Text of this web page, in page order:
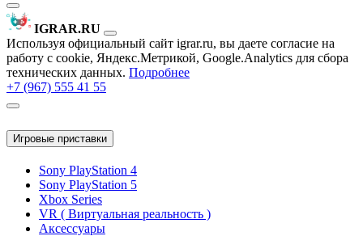
IGRAR.RU
Используя официальный сайт igrar.ru, вы даете согласие на
работу с cookie, Яндекс.Метрикой, Google.Analytics для сбора
технических данных. Подробнее
+7 (967) 555 41 55
Игровые приставки
Sony PlayStation 4
Sony PlayStation 5
Xbox Series
VR ( Виртуальная реальность )
Аксессуары